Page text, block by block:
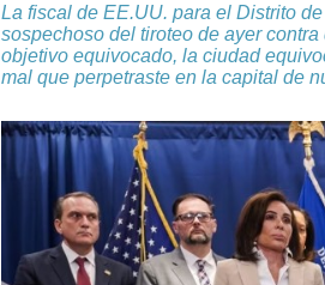
La fiscal de EE.UU. para el Distrito
sospechoso del tiroteo de ayer
objetivo equivocado, la ciudad
mal que perpetraste en la capital de